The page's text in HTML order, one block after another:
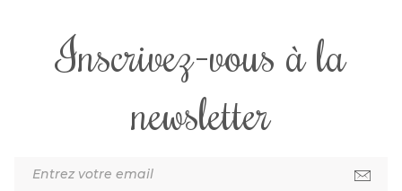
Inscrivez-vous à la
newsletter